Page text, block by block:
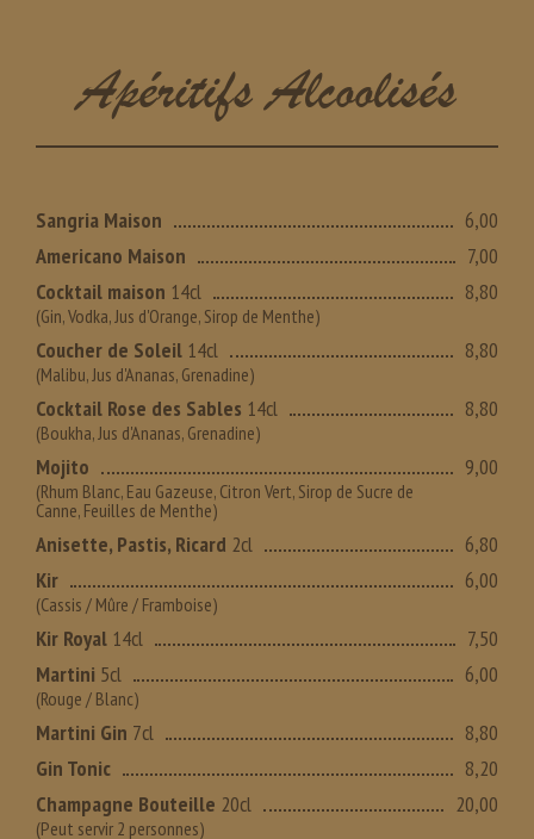
Apéritifs Alcoolisés
Sangria Maison
6,00
Americano Maison
7,00
Cocktail maison 14cl 8,80
(Gin, Vodka, Jus d'Orange, Sirop de Menthe)
Coucher de Soleil 14cl 8,80
(Malibu, Jus d'Ananas, Grenadine)
Cocktail Rose des Sables 14cl 8,80
(Boukha, Jus d'Ananas, Grenadine)
Mojito 9,00
(Rhum Blanc, Eau Gazeuse, Citron Vert, Sirop de Sucre de
Canne, Feuilles de Menthe)
Anisette, Pastis, Ricard 2cl
6,80
Kir
6,00
(Cassis / Mûre / Framboise)
Kir Royal 14cl
7,50
Martini 5cl 6,00
(Rouge / Blanc)
Martini Gin 7cl
8,80
Gin Tonic
8,20
Champagne Bouteille 20cl 20,00
(Peut servir 2 personnes)